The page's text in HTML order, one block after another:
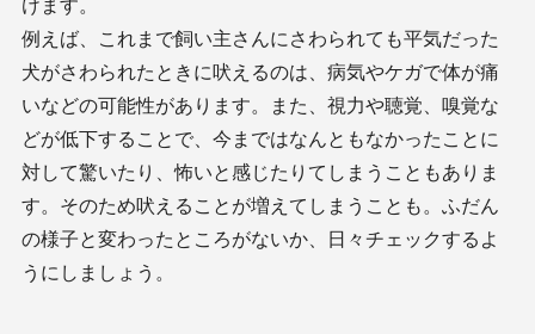
例えば、これまで飼い主さんにさわられても平気だった
犬がさわられたときに吠えるのは、病気やケガで体が痛
いなどの可能性があります。また、視力や聴覚、嗅覚な
どが低下することで、今まではなんともなかったことに
対して驚いたり、怖いと感じたりてしまうこともありま
す。そのため吠えることが増えてしまうことも。ふだん
の様子と変わったところがないか、日々チェックするよ
うにしましょう。